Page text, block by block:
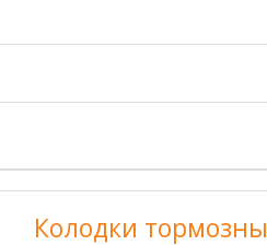
Колодки